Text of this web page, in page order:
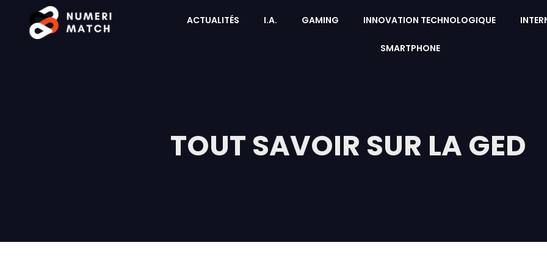
ACTUALITÉS I.A. GAMING INNOVATION TECHNOLOGIQUE
SMARTPHONE
TOUT SAVOIR SUR LA GED